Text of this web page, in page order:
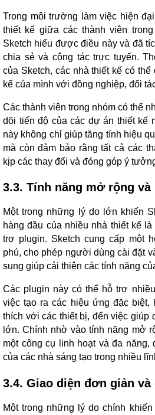
Trong môi trường làm việc hiện
thiết kế giữa các thành viên
Sketch hiểu được điều này và đã
chia sẻ và cộng tác trực tuyến.
của Sketch, các nhà thiết kế có
kế của mình với đồng nghiệp, đối
Các thành viên trong nhóm có thể
dõi tiến độ của các dự án thiết kế
này không chỉ giúp tăng tính hiệu
mà còn đảm bảo rằng tất cả các
kịp các thay đổi và đóng góp ý
3.3. Tính năng mở rộng
Một trong những lý do lớn khiến
hàng đầu của nhiều nhà thiết kế
trợ plugin. Sketch cung cấp một
phú, cho phép người dùng cài đặt
sung giúp cải thiện các tính năng
Các plugin này có thể hỗ trợ
việc tạo ra các hiệu ứng đặc biệt,
thích với các thiết bị, đến việc giúp
lớn. Chính nhờ vào tính năng mở
một công cụ linh hoạt và đa
của các nhà sáng tạo trong nhiều
3.4. Giao diện đơn giản và
Một trong những lý do chính